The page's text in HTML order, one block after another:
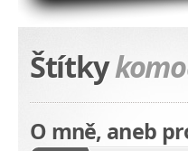
Štítky
O mně, aneb